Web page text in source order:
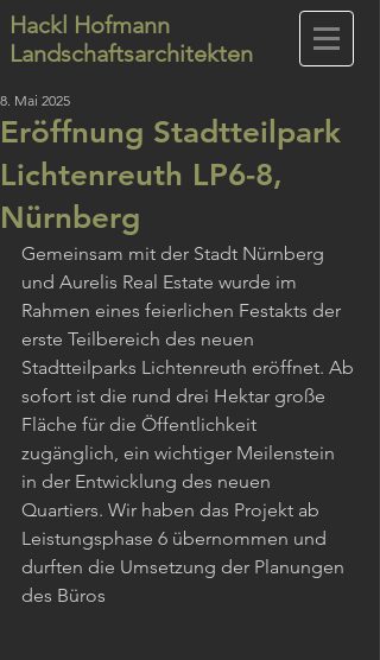
Hackl Hofmann
Landschaftsarchitekten
Eröffnung Stadtteilpark
Lichtenreuth LP6-8,
Nürnberg
8. Mai 2025
Gemeinsam mit der Stadt Nürnberg
und Aurelis Real Estate wurde im
Rahmen eines feierlichen Festakts der
erste Teilbereich des neuen
Stadtteilparks Lichtenreuth eröffnet. Ab
sofort ist die rund drei Hektar große
Fläche für die Öffentlichkeit
zugänglich, ein wichtiger Meilenstein
in der Entwicklung des neuen
Quartiers. Wir haben das Projekt ab
Leistungsphase 6 übernommen und
durften die Umsetzung der Planungen
des Büros